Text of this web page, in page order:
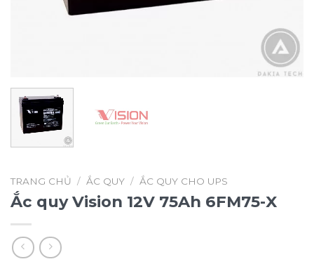
TRANG CHỦ / ẮC QUY / ẮC QUY CHO UPS
Ắc quy Vision 12V 75Ah 6FM75-X